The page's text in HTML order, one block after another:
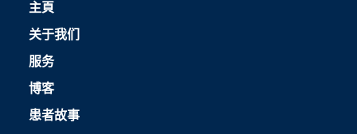
主頁
关于我们
服务
博客
患者故事